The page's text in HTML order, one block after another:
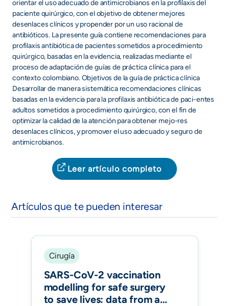
orientar el uso adecuado de antimicrobianos en la profilaxis del
paciente quirúrgico, con el objetivo de obtener mejores
desenlaces clínicos y propender por un uso racional de
antibióticos. La presente guía contiene recomendaciones para
profilaxis antibiótica de pacientes sometidos a procedimiento
quirúrgico, basadas en la evidencia, realizadas mediante el
proceso de adaptación de guías de práctica clínica para el
contexto colombiano. Objetivos de la guía de práctica clínica
Desarrollar de manera sistemática recomendaciones clínicas
basadas en la evidencia para la profilaxis antibiótica de paci-entes
adultos sometidos a procedimiento quirúrgico, con el fin de
optimizar la calidad de la atención para obtener mejo-res
desenlaces clínicos, y promover el uso adecuado y seguro de
antimicrobianos.
Leer artículo completo
Artículos que te pueden interesar
Cirugía
SARS-CoV-2 vaccination
modelling for safe surgery
to save lives: data from an